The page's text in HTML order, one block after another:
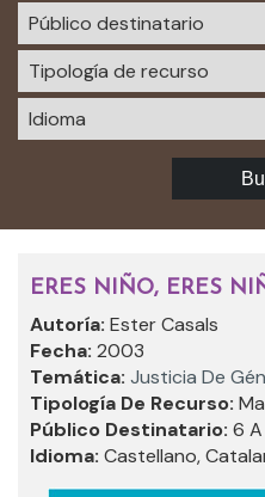
ERES NIÑO, ERES
Autoría: Ester Casals
Fecha: 2003
Temática: Justicia De
Tipología De Recurso:
Público Destinatario: 6
Idioma: Castellano,